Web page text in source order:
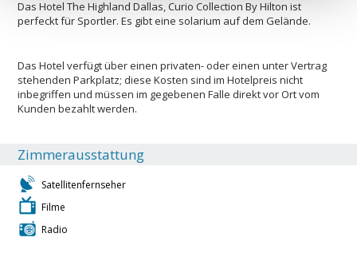
Das Hotel The Highland Dallas, Curio Collection By Hilton ist
perfeckt für Sportler. Es gibt eine solarium auf dem Gelände.
Das Hotel verfügt über einen privaten- oder einen unter Vertrag
stehenden Parkplatz; diese Kosten sind im Hotelpreis nicht
inbegriffen und müssen im gegebenen Falle direkt vor Ort vom
Kunden bezahlt werden.
Zimmerausstattung
Satellitenfernseher
Filme
Radio